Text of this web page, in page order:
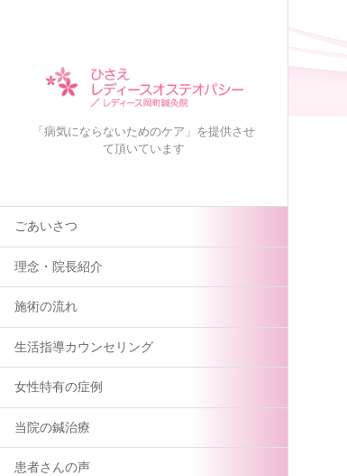
「病気にならないためのケア」を提供させ
て頂いています
ごあいさつ
理念・院長紹介
施術の流れ
生活指導カウンセリング
女性特有の症例
当院の鍼治療
患者さんの声